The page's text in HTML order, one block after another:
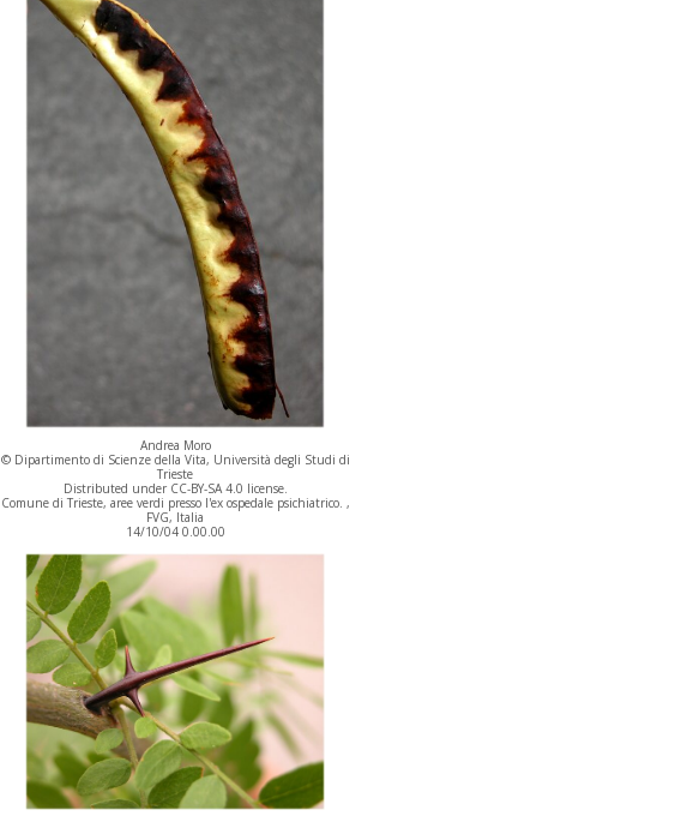
Andrea Moro
© Dipartimento di Scienze della Vita, Università degli Studi di
Trieste
Distributed under CC-BY-SA 4.0 license.
Comune di Trieste, aree verdi presso l'ex ospedale psichiatrico. ,
FVG, Italia
14/10/04 0.00.00